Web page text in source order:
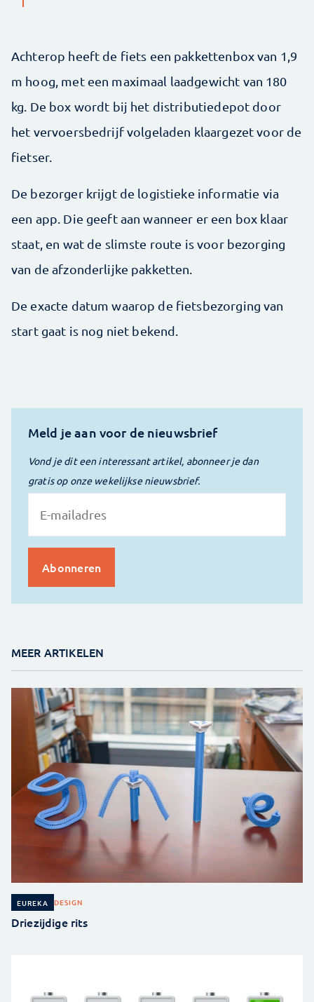
Achterop heeft de fiets een pakkettenbox van 1,9
m hoog, met een maximaal laadgewicht van 180
kg. De box wordt bij het distributiedepot door
het vervoersbedrijf volgeladen klaargezet voor de
fietser.
De bezorger krijgt de logistieke informatie via
een app. Die geeft aan wanneer er een box klaar
staat, en wat de slimste route is voor bezorging
van de afzonderlijke pakketten.
De exacte datum waarop de fietsbezorging van
start gaat is nog niet bekend.
Meld je aan voor de nieuwsbrief
Vond je dit een interessant artikel, abonneer je dan
gratis op onze wekelijkse nieuwsbrief.
MEER ARTIKELEN
EUREKA DESIGN
Driezijdige rits